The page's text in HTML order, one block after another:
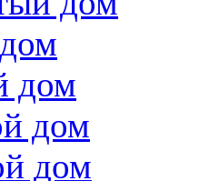
дом
дом
дом